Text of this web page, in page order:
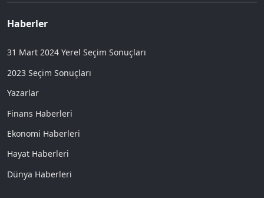
Haberler
31 Mart 2024 Yerel Seçim Sonuçları
2023 Seçim Sonuçları
Yazarlar
Finans Haberleri
Ekonomi Haberleri
Hayat Haberleri
Dünya Haberleri